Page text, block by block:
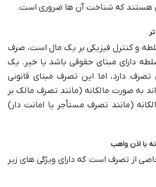
هستند که شناخت آن ها ضروری است.
و کنترل فیزیکی بر یک مال است، صرف
دارای مبنای حقوقی باشد یا خیر. یک
دارد، اما این تصرف مبنای قانونی
به صورت مالکانه (مانند تصرف مالک بر
(مانند تصرف مستأجر یا امانت دار)
از تصرف است که دارای ویژگی های زیر